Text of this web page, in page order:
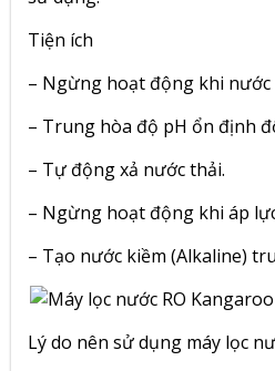
Tiện ích
– Ngừng hoạt động khi nước
– Trung hòa độ pH ổn định
– Tự động xả nước thải.
– Ngừng hoạt động khi áp
– Tạo nước kiềm (Alkaline)
Lý do nên sử dụng máy lọc